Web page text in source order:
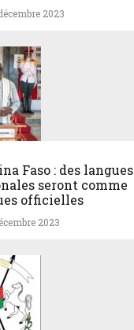
2023
Faso : des langues
seront comme
officielles
2023